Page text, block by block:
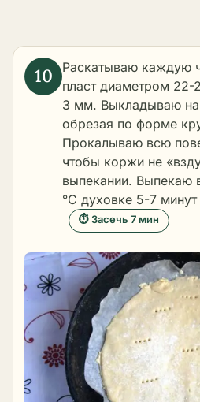
Раскатываю каждую
пласт диаметром
3 мм. Выкладываю на
обрезая по форме
Прокалываю всю
чтобы коржи не
выпекании. Выпекаю
°C духовке 5-7
⏱ Засечь 7 мин